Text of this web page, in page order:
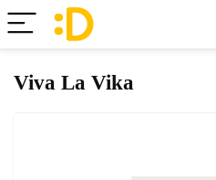
Viva La Vika